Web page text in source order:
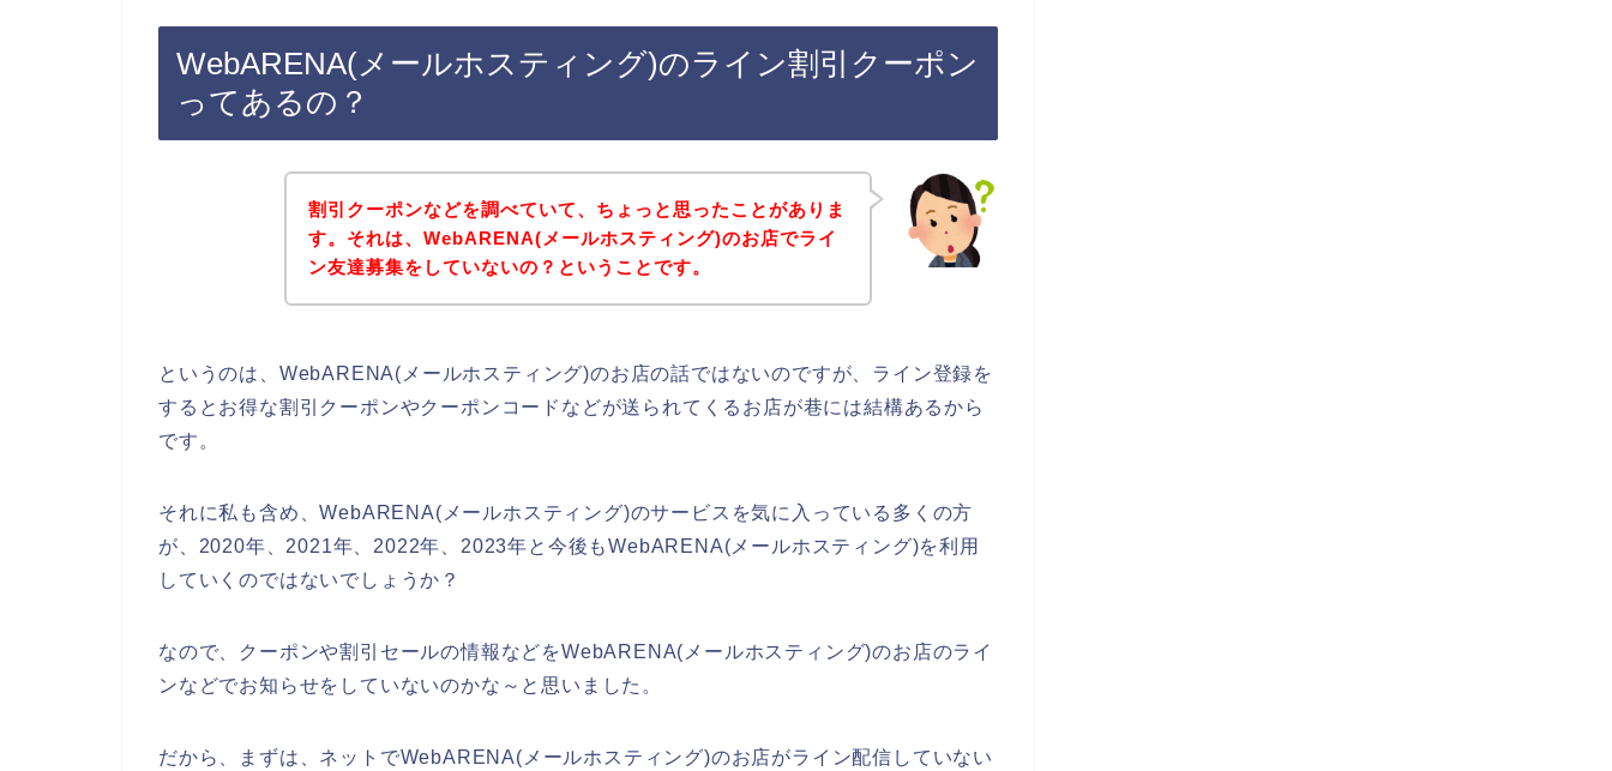
WebARENA(メールホスティング)のライン割引クーポン
ってあるの？
割引クーポンなどを調べていて、ちょっと思ったことがありま
す。それは、WebARENA(メールホスティング)のお店でライ
ン友達募集をしていないの？ということです。
というのは、WebARENA(メールホスティング)のお店の話ではないのですが、ライン登録を
するとお得な割引クーポンやクーポンコードなどが送られてくるお店が巷には結構あるから
です。
それに私も含め、WebARENA(メールホスティング)のサービスを気に入っている多くの方
が、2020年、2021年、2022年、2023年と今後もWebARENA(メールホスティング)を利用
していくのではないでしょうか？
なので、クーポンや割引セールの情報などをWebARENA(メールホスティング)のお店のライ
ンなどでお知らせをしていないのかな～と思いました。
だから、まずは、ネットでWebARENA(メールホスティング)のお店がライン配信していない